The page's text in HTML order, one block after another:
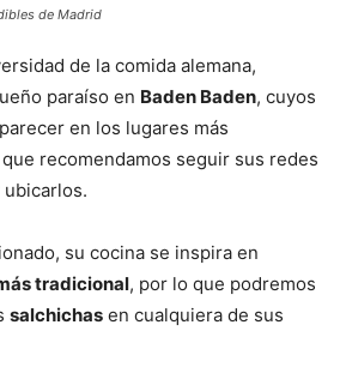
de Madrid
de la comida alemana,
paraíso en Baden Baden, cuyos
en los lugares más
recomendamos seguir sus redes
su cocina se inspira en
tradicional, por lo que podremos
salchichas en cualquiera de sus